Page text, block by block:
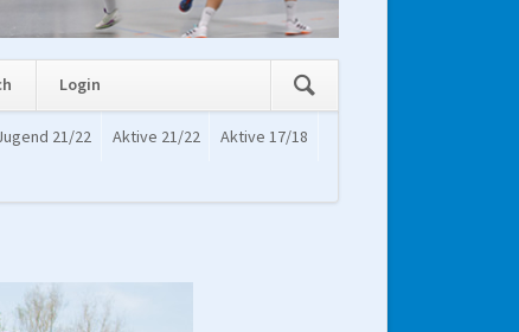
überspringen
Login
21/22 Aktive 21/22
Aktive 17/18